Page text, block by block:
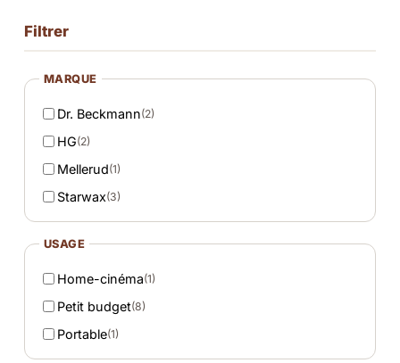
Filtrer
MARQUE
Dr. Beckmann(2)
HG(2)
Mellerud(1)
Starwax(3)
USAGE
Home-cinéma(1)
Petit budget(8)
Portable(1)